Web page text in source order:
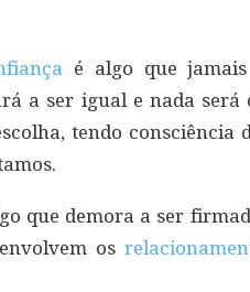
é algo que
a ser igual e nada
tendo
que demora a ser
os